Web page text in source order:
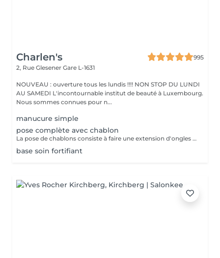
Charlen's
995
2, Rue Glesener Gare L-1631
NOUVEAU : ouverture tous les lundis !!!! NON STOP DU LUNDI
AU SAMEDI L'incontournable institut de beauté à Luxembourg.
Nous sommes connues pour n...
manucure simple
pose complète avec chablon
La pose de chablons consiste à faire une extension d'ongles en gel, sans avoir recours aux capsules. Prestation un peu plus longue que les capsules mais tres tres jolie :)
base soin fortifiant